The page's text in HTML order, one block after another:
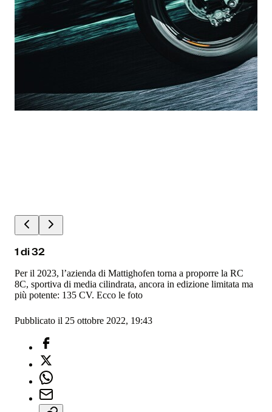
1di32
Per il 2023, l’azienda di Mattighofen torna a proporre la RC
8C, sportiva di media cilindrata, ancora in edizione limitata ma
più potente: 135 CV. Ecco le foto
Pubblicato il 25 ottobre 2022, 19:43